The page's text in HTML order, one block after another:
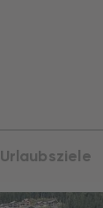
Urlaubsziele